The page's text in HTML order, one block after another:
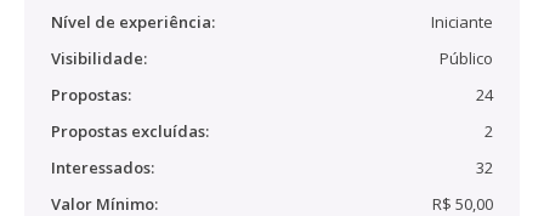
Nível de experiência:
Iniciante
Visibilidade:
Público
Propostas:
24
Propostas excluídas:
2
Interessados:
32
Valor Mínimo:
R$ 50,00